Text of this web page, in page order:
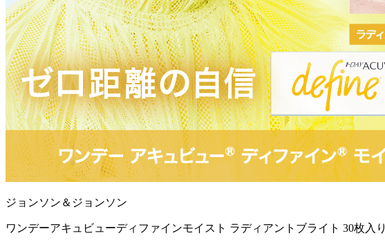
ジョンソン＆ジョンソン
ワンデーアキュビューディファインモイスト ラディアントブライト 30枚入り